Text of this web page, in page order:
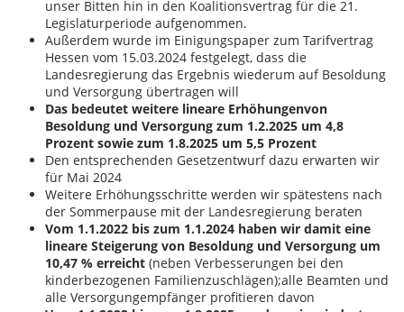
unser Bitten hin in den Koalitionsvertrag für die 21.
Legislaturperiode aufgenommen.
Außerdem wurde im Einigungspaper zum Tarifvertrag
Hessen vom 15.03.2024 festgelegt, dass die
Landesregierung das Ergebnis wiederum auf Besoldung
und Versorgung übertragen will
Das bedeutet weitere lineare Erhöhungenvon
Besoldung und Versorgung zum 1.2.2025 um 4,8
Prozent sowie zum 1.8.2025 um 5,5 Prozent
Den entsprechenden Gesetzentwurf dazu erwarten wir
für Mai 2024
Weitere Erhöhungsschritte werden wir spätestens nach
der Sommerpause mit der Landesregierung beraten
Vom 1.1.2022 bis zum 1.1.2024 haben wir damit eine
lineare Steigerung von Besoldung und Versorgung um
10,47 % erreicht (neben Verbesserungen bei den
kinderbezogenen Familienzuschlägen);alle Beamten und
alle Versorgungempfänger profitieren davon